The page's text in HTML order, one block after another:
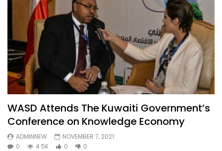
WASD Attends The Kuwaiti Government’s
Conference on Knowledge Economy
ADMINNEW
NOVEMBER 7, 2021
0
4.5K 0 0